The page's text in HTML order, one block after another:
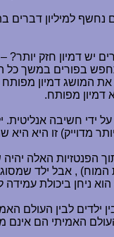
יש דמיון חזק
בפורים במשך כל
המושג דמיון
דמיון מפותח.
על ידי חשיבה
מדוייק) זו היא
הפנטזיות האלה
, אבל ילד שמסוגל
ניחן ביכולת עמידה
ילדים לבין העולם
האמיתי הם אינם